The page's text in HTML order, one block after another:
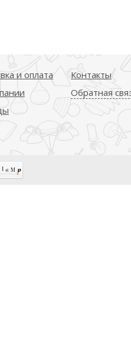
и оплата
Контакты
Обратная